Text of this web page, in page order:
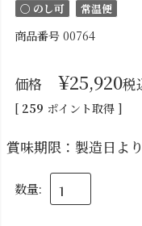
〇 のし可 常温便
商品番号 00764
価格 ¥25,920税
[ 259 ポイント取得 ]
賞味期限：製造日よ